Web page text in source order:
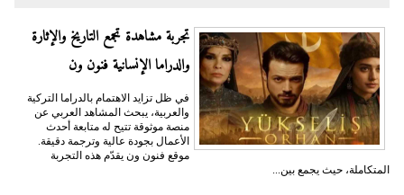
تجربة مشاهدة تجمع التاريخ والإثارة
والدراما الإنسانية فنون ون
في ظل تزايد الاهتمام بالدراما التركية
والعربية، يبحث المشاهد العربي عن
منصة موثوقة تتيح له متابعة أحدث
الأعمال بجودة عالية وترجمة دقيقة.
موقع فنون ون يقدّم هذه التجربة
المتكاملة، حيث يجمع بين...